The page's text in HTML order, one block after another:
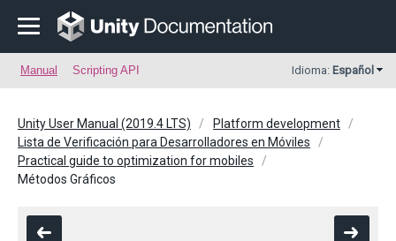
Manual Scripting API Idioma: Español
Unity User Manual (2019.4 LTS)
Platform development
Lista de Verificación para Desarrolladores en Móviles
Practical guide to optimization for mobiles
Métodos Gráficos